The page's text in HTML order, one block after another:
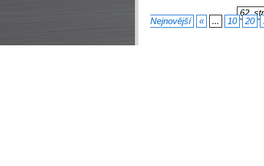
62.
Nejnovější
« ... 10 20